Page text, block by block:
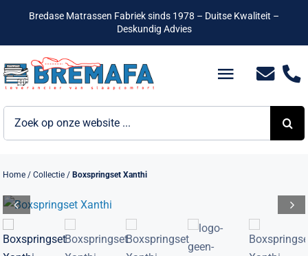
inhoud
Bredase Matrassen Fabriek sinds 1978 – Duitse Kwaliteit –
Deskundig Advies
Toggle
Bedden
Matrassen
Boxsprings
Home /Collectie /Boxspringset Xanthi